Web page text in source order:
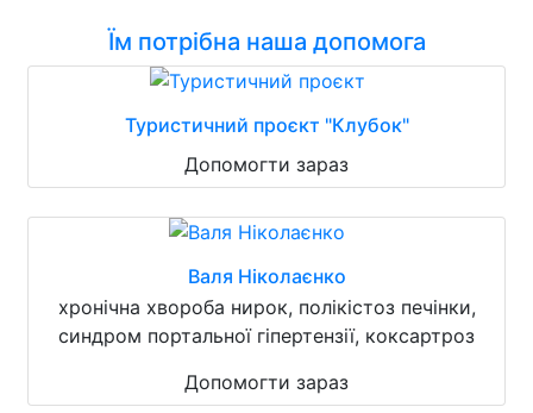
Їм потрібна наша допомога
Туристичний проєкт "Клубок"
Допомогти зараз
Валя Ніколаєнко
хронічна хвороба нирок, полікістоз печінки,
синдром портальної гіпертензії, коксартроз
Допомогти зараз